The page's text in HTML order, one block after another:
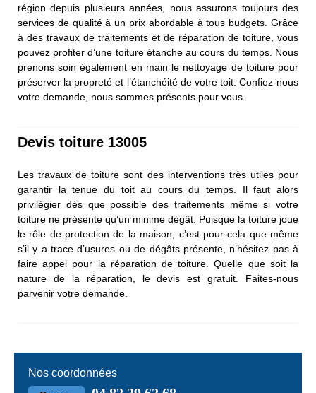
région depuis plusieurs années, nous assurons toujours des
services de qualité à un prix abordable à tous budgets. Grâce
à des travaux de traitements et de réparation de toiture, vous
pouvez profiter d’une toiture étanche au cours du temps. Nous
prenons soin également en main le nettoyage de toiture pour
préserver la propreté et l’étanchéité de votre toit. Confiez-nous
votre demande, nous sommes présents pour vous.
Devis toiture 13005
Les travaux de toiture sont des interventions très utiles pour
garantir la tenue du toit au cours du temps. Il faut alors
privilégier dès que possible des traitements même si votre
toiture ne présente qu’un minime dégât. Puisque la toiture joue
le rôle de protection de la maison, c’est pour cela que même
s’il y a trace d’usures ou de dégâts présente, n’hésitez pas à
faire appel pour la réparation de toiture. Quelle que soit la
nature de la réparation, le devis est gratuit. Faites-nous
parvenir votre demande.
Nos coordonnées